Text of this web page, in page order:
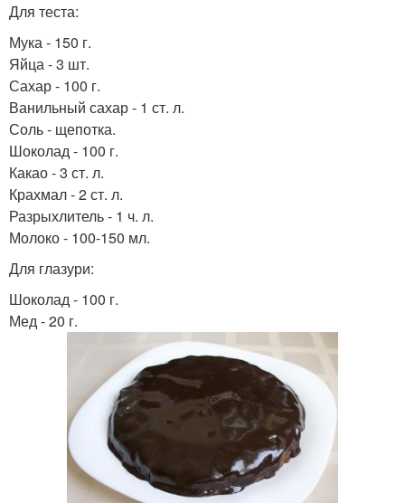
Для теста:
Мука - 150 г.
Яйца - 3 шт.
Сахар - 100 г.
Ванильный сахар - 1 ст. л.
Соль - щепотка.
Шоколад - 100 г.
Какао - 3 ст. л.
Крахмал - 2 ст. л.
Разрыхлитель - 1 ч. л.
Молоко - 100-150 мл.
Для глазури:
Шоколад - 100 г.
Мед - 20 г.